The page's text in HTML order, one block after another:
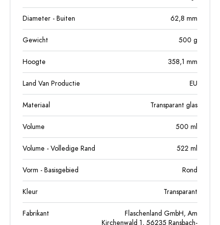
Diameter - Buiten 62,8 mm
Gewicht 500 g
Hoogte 358,1 mm
Land Van Productie EU
Materiaal Transparant glas
Volume 500 ml
Volume - Volledige Rand 522 ml
Vorm - Basisgebied Rond
Kleur Transparant
Fabrikant
Flaschenland GmbH, Am
Kirchenwald 1, 56235 Ransbach-